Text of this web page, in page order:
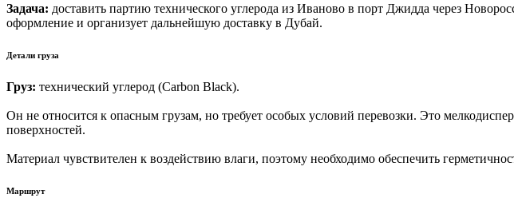
Задача: доставить партию технического углерода из Иваново в порт Джидда через
оформление и организует дальнейшую доставку в Дубай.
Детали груза
Груз: технический углерод (Carbon Black).
Он не относится к опасным грузам, но требует особых условий перевозки. Это
поверхностей.
Материал чувствителен к воздействию влаги, поэтому необходимо обеспечить
Маршрут